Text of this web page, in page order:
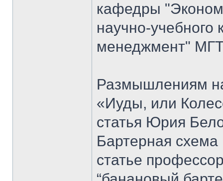
кафедры
научно-
менеджмент"
Размышлениям
«Иуды, или
статья Юрия
Бартерная схема
статье